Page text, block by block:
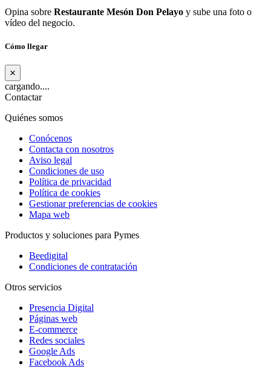
Opina sobre Restaurante Mesón Don Pelayo y sube una foto o
vídeo del negocio.
Cómo llegar
×
cargando....
Contactar
Quiénes somos
Conócenos
Contacta con nosotros
Aviso legal
Condiciones de uso
Política de privacidad
Política de cookies
Gestionar preferencias de cookies
Mapa web
Productos y soluciones para Pymes
Beedigital
Condiciones de contratación
Otros servicios
Presencia Digital
Páginas web
E-commerce
Redes sociales
Google Ads
Facebook Ads